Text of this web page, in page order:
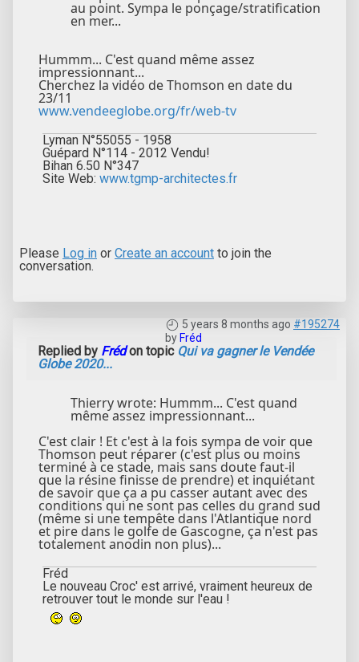
au point. Sympa le ponçage/stratification
en mer...
Hummm... C'est quand même assez
impressionnant...
Cherchez la vidéo de Thomson en date du
23/11
www.vendeeglobe.org/fr/web-tv
Lyman N°55055 - 1958
Guépard N°114 - 2012 Vendu!
Bihan 6.50 N°347
Site Web: www.tgmp-architectes.fr
Please Log in or Create an account to join the
conversation.
5 years 8 months ago #195274
by Fréd
Replied by Frédon topic Qui va gagner le Vendée
Globe 2020...
Thierry wrote: Hummm... C'est quand
même assez impressionnant...
C'est clair ! Et c'est à la fois sympa de voir que
Thomson peut réparer (c'est plus ou moins
terminé à ce stade, mais sans doute faut-il
que la résine finisse de prendre) et inquiétant
de savoir que ça a pu casser autant avec des
conditions qui ne sont pas celles du grand sud
(même si une tempête dans l'Atlantique nord
et pire dans le golfe de Gascogne, ça n'est pas
totalement anodin non plus)...
Fréd
Le nouveau Croc' est arrivé, vraiment heureux de
retrouver tout le monde sur l'eau !